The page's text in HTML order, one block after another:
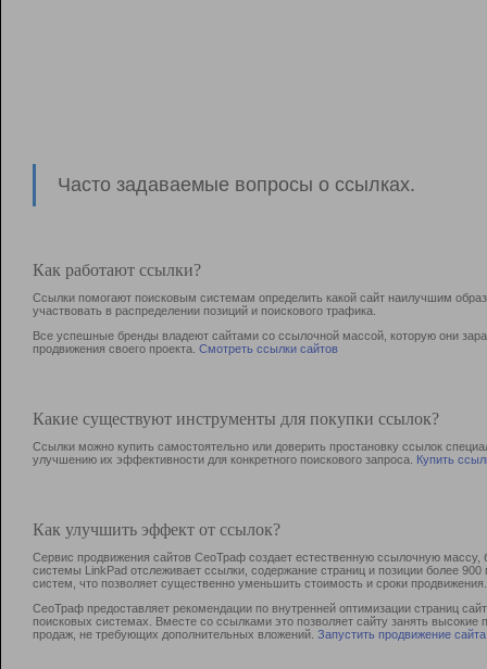
Часто задаваемые вопросы о ссылках.
Как работают ссылки?
Ссылки помогают поисковым системам определить какой сайт наилучшим
участвовать в раcпределении позиций и поискового трафика.
Все успешные бренды владеют сайтами со ссылочной массой, которую они
продвижения своего проекта. Смотреть ссылки сайтов
Какие существуют инструменты для покупки ссылок?
Ссылки можно купить самостоятельно или доверить простановку ссылок
улучшению их эффективности для конкретного поискового запроса. Купить
Как улучшить эффект от ссылок?
Сервис продвижения сайтов СеоТраф создает естественную ссылочную
системы LinkPad отслеживает ссылки, содержание страниц и позиции более
систем, что позволяет существенно уменьшить стоимость и сроки продвижения.
СеоТраф предоставляет рекомендации по внутренней оптимизации страниц
поисковых системах. Вместе со ссылками это позволяет сайту занять
продаж, не требующих дополнительных вложений. Запустить продвижение сайта